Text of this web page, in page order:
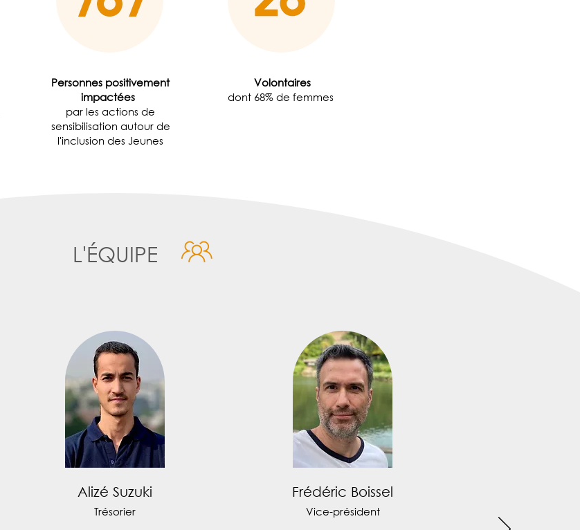
Personnes positivement
impactées
par les actions de
sensibilisation autour de
l'inclusion des Jeunes
Volontaires
dont 68% de femmes
L'ÉQUIPE
Alizé Suzuki
Trésorier
Frédéric Boissel
Vice-président